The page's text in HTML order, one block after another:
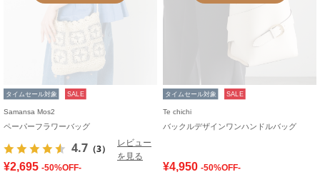
タイムセール対象 SALE
Samansa Mos2
ペーパーフラワーバッグ
4.7 （3）
レビュー
を見る
¥2,695 -50%OFF-
タイムセール対象 SALE
Te chichi
バックルデザインワンハンドルバッグ
¥4,950 -50%OFF-